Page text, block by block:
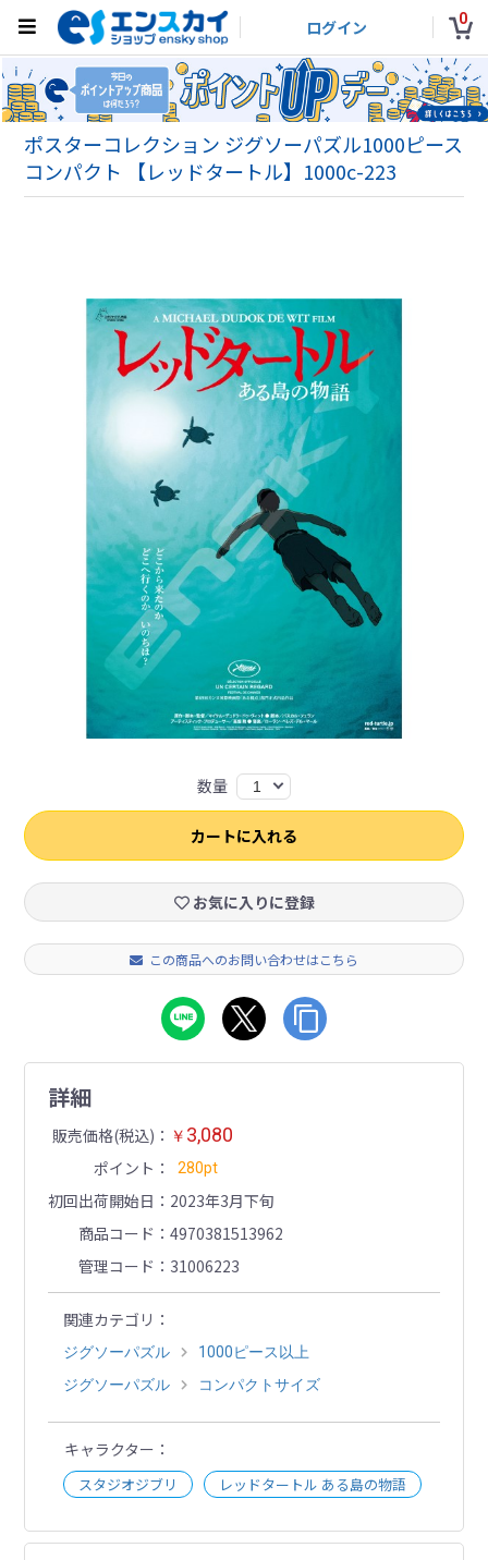
ログイン 0
ポスターコレクション ジグソーパズル1000ピース
コンパクト 【レッドタートル】1000c-223
数量 1
カートに入れる
お気に入りに登録
この商品へのお問い合わせはこちら
詳細
販売価格(税込) ￥ 3,080
ポイント 280pt
初回出荷開始日
2023年3月下旬
商品コード
4970381513962
管理コード
31006223
関連カテゴリ
ジグソーパズル
1000ピース以上
ジグソーパズル
コンパクトサイズ
キャラクター
スタジオジブリ レッドタートル ある島の物語